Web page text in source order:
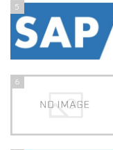
5
6